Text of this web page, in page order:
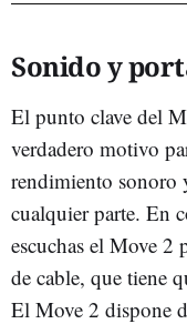
Sonido y
El punto clave del
verdadero motivo
rendimiento sonoro
cualquier parte. En
escuchas el Move 2
de cable, que tiene
El Move 2 dispone